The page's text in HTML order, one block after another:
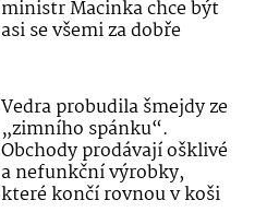
ministr Macinka chce být
asi se všemi za dobře
Vedra probudila šmejdy ze
„zimního spánku“.
Obchody prodávají ošklivé
a nefunkční výrobky,
které končí rovnou v koši